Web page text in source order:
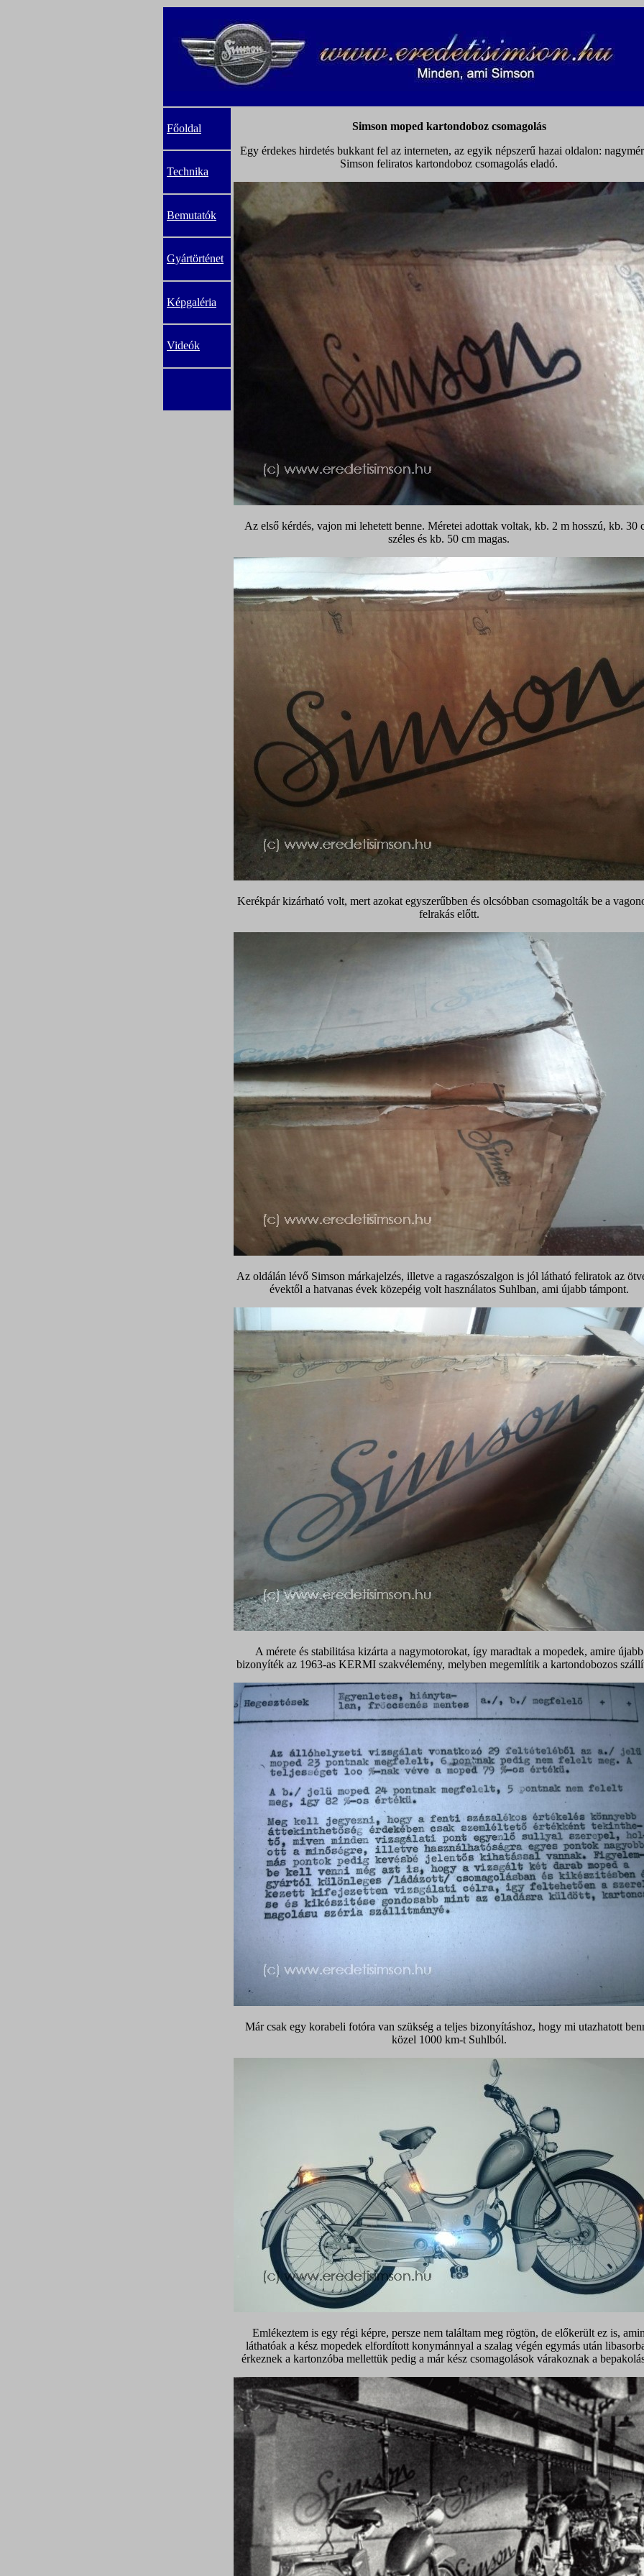
Főoldal
Simson moped kartondoboz csomagolás
Egy érdekes hirdetés bukkant fel az interneten, az egyik népszerű hazai oldalon:
Simson feliratos kartondoboz csomagolás eladó.
Az első kérdés, vajon mi lehetett benne. Méretei adottak voltak, kb. 2 m hosszú, kb. 30
széles és kb. 50 cm magas.
Kerékpár kizárható volt, mert azokat egyszerűbben és olcsóbban csomagolták be a
felrakás előtt.
Az oldálán lévő Simson márkajelzés, illetve a ragaszószalgon is jól látható feliratok az
évektől a hatvanas évek közepéig volt használatos Suhlban, ami újabb támpont.
A mérete és stabilitása kizárta a nagymotorokat, így maradtak a mopedek, amire újabb
bizonyíték az 1963-as KERMI szakvélemény, melyben megemlítik a kartondobozos
Már csak egy korabeli fotóra van szükség a teljes bizonyításhoz, hogy mi utazhatott
közel 1000 km-t Suhlból.
Emlékeztem is egy régi képre, persze nem találtam meg rögtön, de előkerült ez is,
láthatóak a kész mopedek elfordított konymánnyal a szalag végén egymás után
érkeznek a kartonzóba mellettük pedig a már kész csomagolások várakoznak a
Technika
Bemutatók
Gyártörténet
Képgaléria
Videók